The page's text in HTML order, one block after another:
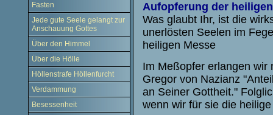
Fasten
Jede gute Seele gelangt zur
Anschauung Gottes
Über den Himmel
Über die Hölle
Höllenstrafe Höllenfurcht
Verdammung
Besessenheit
Aufopferung der
Was glaubt Ihr, ist die
unerlösten Seelen im
heiligen Messe
Im Meßopfer erlangen wir
Gregor von Nazianz
an Seiner Gottheit."
wenn wir für sie die